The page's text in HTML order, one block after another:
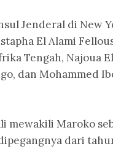
Jenderal di New
El Alami
Tengah, Najoua
dan Mohammed
mewakili Maroko
dari